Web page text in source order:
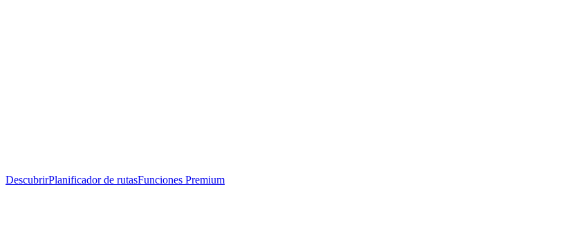
DescubrirPlanificador de rutasFunciones Premium